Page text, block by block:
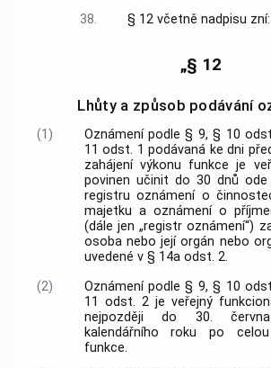
38.
§ 12 včetně nadpisu zní:
„§ 12
Lhůty a způsob podávání
(1)
Oznámení podle § 9, § 10
11 odst. 1 podávaná ke dni
zahájení výkonu funkce je
povinen učinit do 30 dnů
registru oznámení o
majetku a oznámení o
(dále jen „registr oznámení“)
osoba nebo její orgán nebo
uvedené v § 14a odst. 2.
(2)
Oznámení podle § 9, § 10
11 odst. 2 je veřejný
nejpozději do 30. června
kalendářního roku po
funkce.